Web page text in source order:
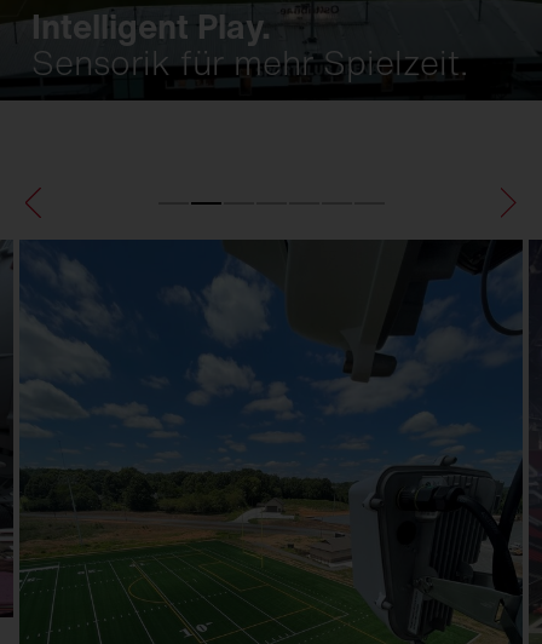
Intelligent Play.
Sensorik für mehr Spielzeit.